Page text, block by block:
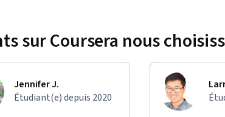
sur Coursera nous
Jennifer J.
Étudiant(e) depuis 2020